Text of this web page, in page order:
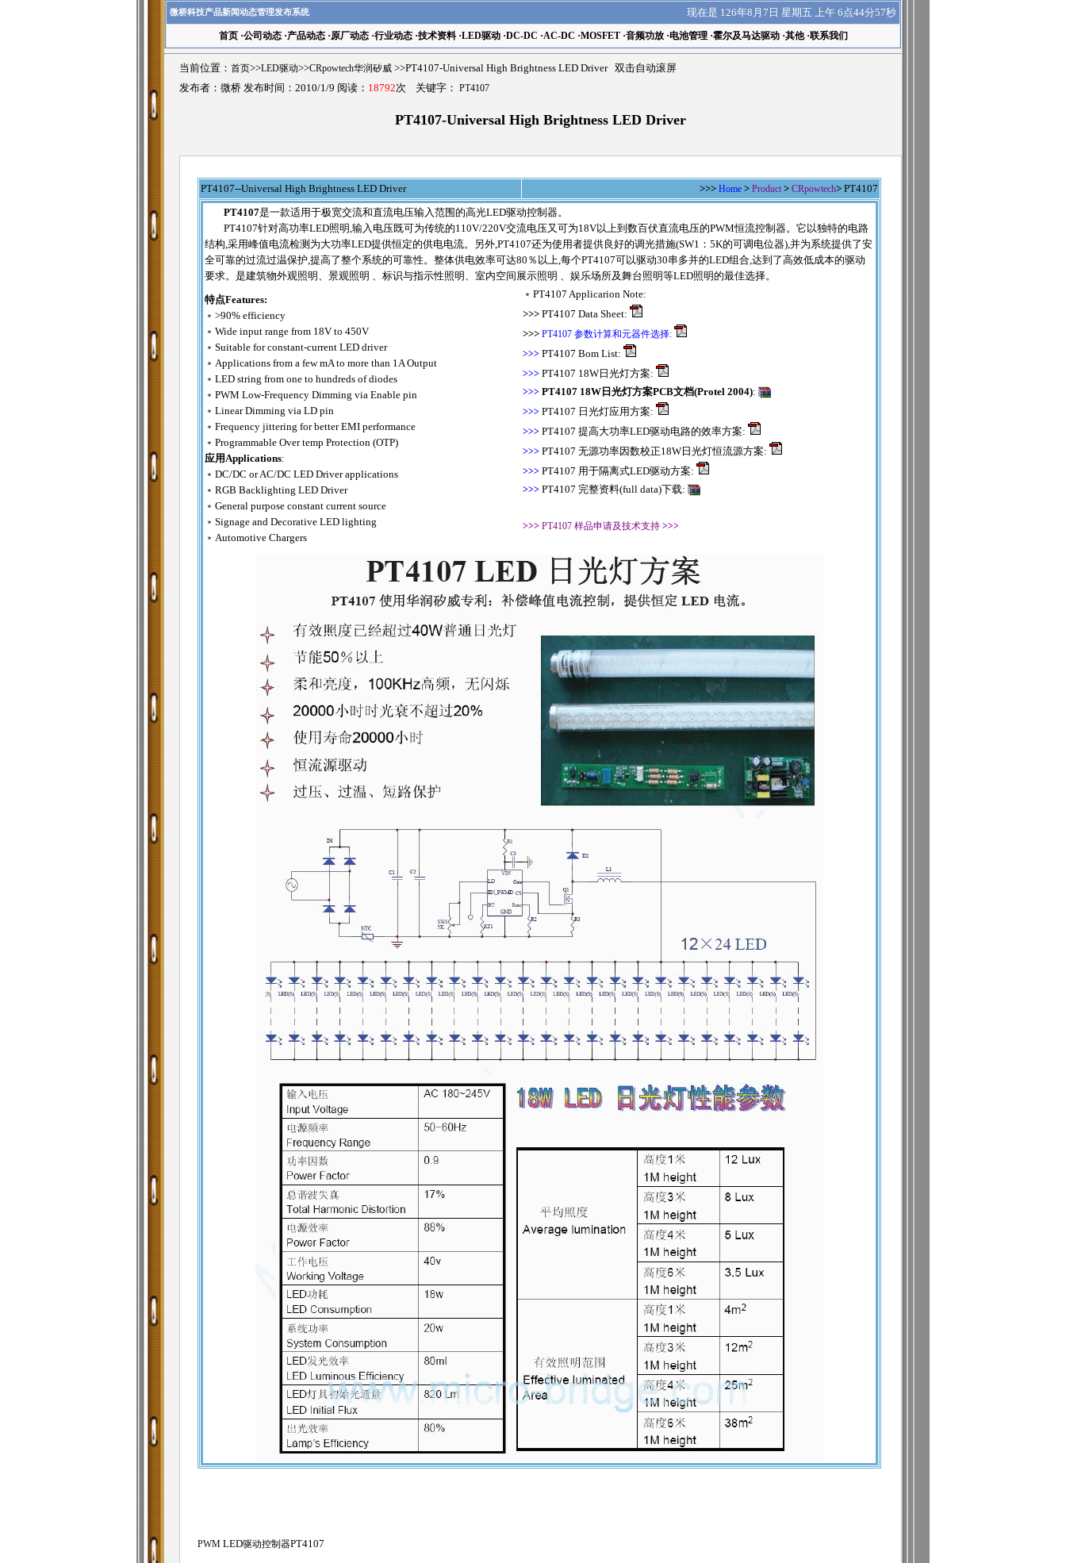
微桥科技产品新闻动态管理发布系统 现在是 126年8月7日 星期五 上午 6点44分58秒
首页·公司动态·产品动态·原厂动态·行业动态·技术资料·LED驱动·DC-DC ·AC-DC ·MOSFET·音频功放·电池管理·霍尔及马达驱动·其他·联系我们
当前位置： 首页>>LED驱动>>CRpowtech华润矽威 >>PT4107-Universal High Brightness LED Driver 双击自动滚屏
发布者：微桥 发布时间：2010/1/9 阅读： 18792次 关键字： PT4107
PT4107-Universal High Brightness LED Driver
PT4107--Universal High Brightness LED Driver >>> Home > Product > CRpowtech> PT4107
PT4107是一款适用于极宽交流和直流电压输入范围的高光LED驱动控制器。
PT4107针对高功率LED照明,输入电压既可为传统的110V/220V交流电压又可为18V以上到数百伏直流电压的PWM恒流控制器。它以独特的电路
结构,采用峰值电流检测为大功率LED提供恒定的供电电流。另外,PT4107还为使用者提供良好的调光措施(SW1：5K的可调电位器),并为系统提供了安
全可靠的过流过温保护,提高了整个系统的可靠性。整体供电效率可达80％以上,每个PT4107可以驱动30串多并的LED组合,达到了高效低成本的驱动
要求。是建筑物外观照明、景观照明 、标识与指示性照明、室内空间展示照明 、娱乐场所及舞台照明等LED照明的最佳选择。
特点Features:
﹡>90% efficiency
﹡Wide input range from 18V to 450V
﹡Suitable for constant-current LED driver
﹡Applications from a few mA to more than 1A Output
﹡LED string from one to hundreds of diodes
﹡PWM Low-Frequency Dimming via Enable pin
﹡Linear Dimming via LD pin
﹡Frequency jittering for better EMI performance
﹡Programmable Over temp Protection (OTP)
应用Applications:
﹡DC/DC or AC/DC LED Driver applications
﹡RGB Backlighting LED Driver
﹡General purpose constant current source
﹡Signage and Decorative LED lighting
﹡Automotive Chargers
﹡ PT4107 Applicarion Note:
>>> PT4107 Data Sheet:
>>> PT4107 参数计算和元器件选择:
>>> PT4107 Bom List:
>>> PT4107 18W日光灯方案:
>>> PT4107 18W日光灯方案PCB文档(Protel 2004):
>>> PT4107 日光灯应用方案:
>>> PT4107 提高大功率LED驱动电路的效率方案:
>>> PT4107 无源功率因数校正18W日光灯恒流源方案:
>>> PT4107 用于隔离式LED驱动方案:
>>> PT4107 完整资料(full data)下载:
>>> PT4107 样品申请及技术支持 >>>
PWM LED驱动控制器PT4107